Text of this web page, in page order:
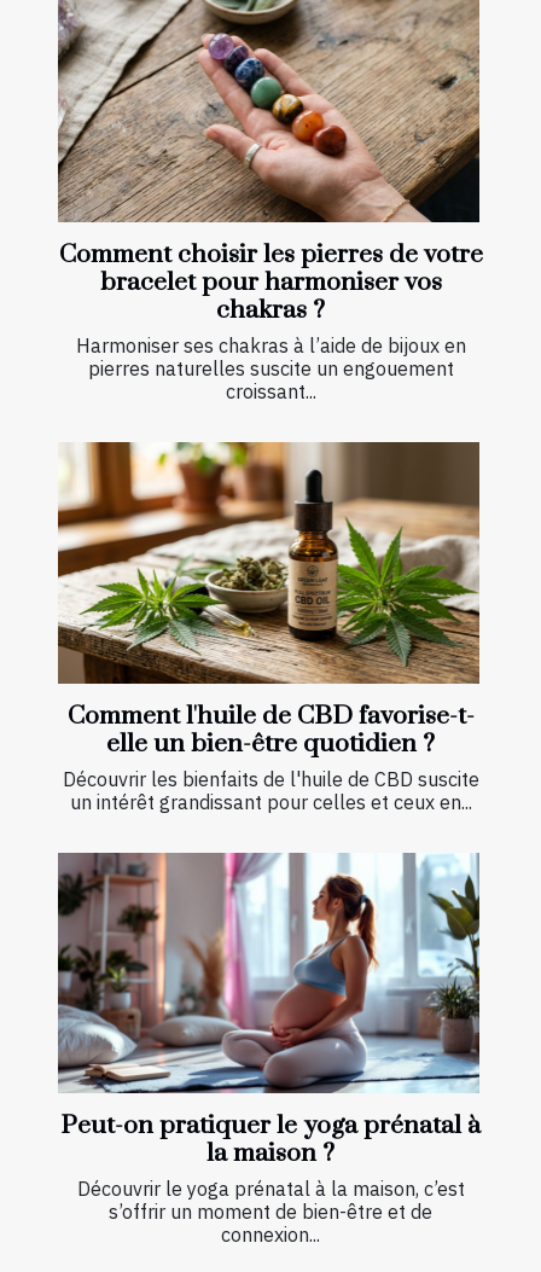
Comment choisir les pierres de votre
bracelet pour harmoniser vos
chakras ?
Harmoniser ses chakras à l’aide de bijoux en
pierres naturelles suscite un engouement
croissant...
Comment l'huile de CBD favorise-t-
elle un bien-être quotidien ?
Découvrir les bienfaits de l'huile de CBD suscite
un intérêt grandissant pour celles et ceux en...
Peut-on pratiquer le yoga prénatal à
la maison ?
Découvrir le yoga prénatal à la maison, c’est
s’offrir un moment de bien-être et de
connexion...